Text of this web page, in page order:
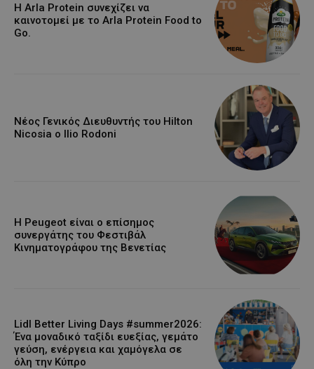
Η Arla Protein συνεχίζει να
καινοτομεί με το Arla Protein Food to
Go.
Νέος Γενικός Διευθυντής του Hilton
Nicosia ο Ilio Rodoni
Η Peugeot είναι ο επίσημος
συνεργάτης του Φεστιβάλ
Κινηματογράφου της Βενετίας
Lidl Better Living Days #summer2026:
Ένα μοναδικό ταξίδι ευεξίας, γεμάτο
γεύση, ενέργεια και χαμόγελα σε
όλη την Κύπρο